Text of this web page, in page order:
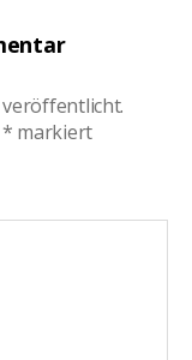
* markiert